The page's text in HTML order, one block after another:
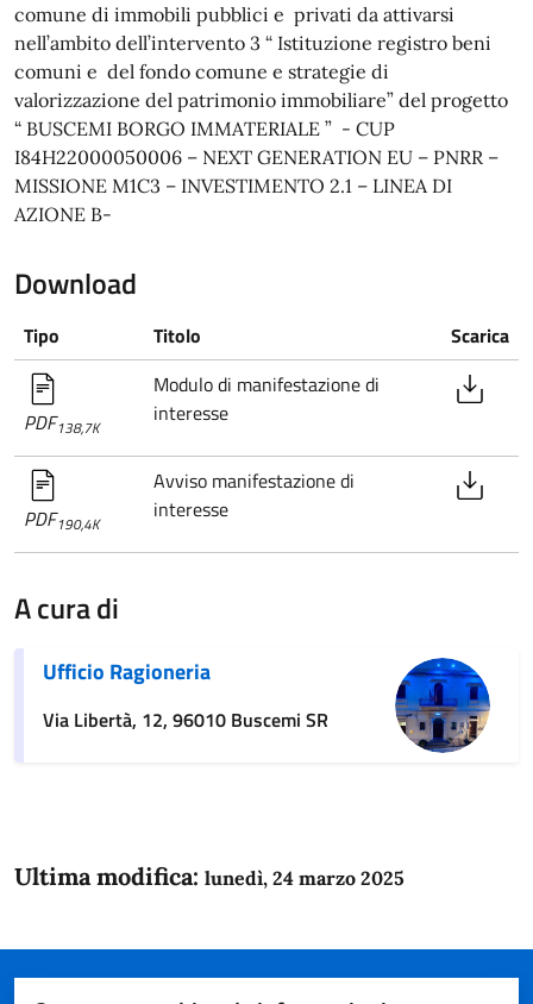
comune di immobili pubblici e privati da attivarsi
nell’ambito dell’intervento 3 “ Istituzione registro beni
comuni e del fondo comune e strategie di
valorizzazione del patrimonio immobiliare” del progetto
“ BUSCEMI BORGO IMMATERIALE ” - CUP
I84H22000050006 – NEXT GENERATION EU – PNRR –
MISSIONE M1C3 – INVESTIMENTO 2.1 – LINEA DI
AZIONE B-
Download
Tipo Titolo Scarica
PDF138,7K
Modulo di manifestazione di
interesse
PDF190,4K
Avviso manifestazione di
interesse
A cura di
Ufficio Ragioneria
Via Libertà, 12, 96010 Buscemi SR
Ultima modifica: lunedì, 24 marzo 2025